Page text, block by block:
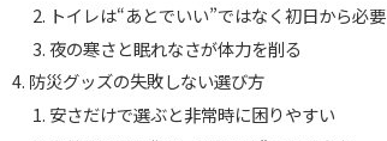
トイレは“あとでいい”ではなく初日から必要
夜の寒さと眠れなさが体力を削る
防災グッズの失敗しない選び方
安さだけで選ぶと非常時に困りやすい